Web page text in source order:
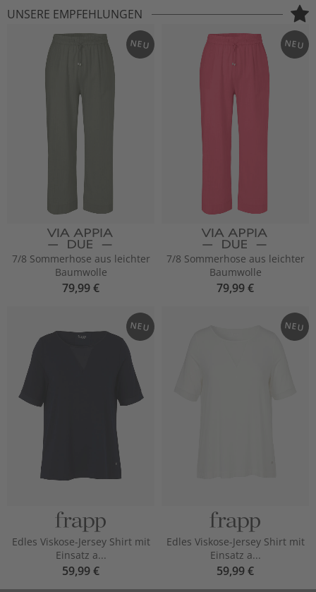
UNSERE EMPFEHLUNGEN
NEU
7/8 Sommerhose aus leichter
Baumwolle
79,99 €
NEU
7/8 Sommerhose aus leichter
Baumwolle
79,99 €
NEU
Edles Viskose-Jersey Shirt mit
Einsatz a...
59,99 €
NEU
Edles Viskose-Jersey Shirt mit
Einsatz a...
59,99 €